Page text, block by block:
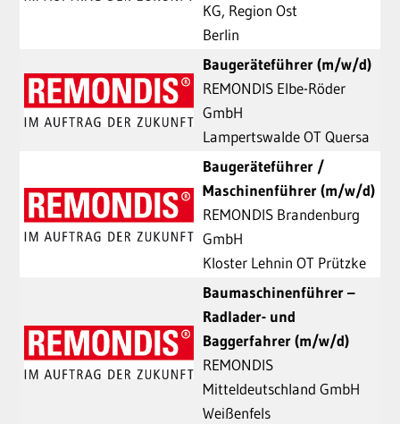
KG, Region Ost
Berlin
Baugeräteführer (m/w/d)
REMONDIS Elbe-Röder
GmbH
Lampertswalde OT Quersa
Baugeräteführer /
Maschinenführer (m/w/d)
REMONDIS Brandenburg
GmbH
Kloster Lehnin OT Prützke
Baumaschinenführer –
Radlader- und
Baggerfahrer (m/w/d)
REMONDIS
Mitteldeutschland GmbH
Weißenfels